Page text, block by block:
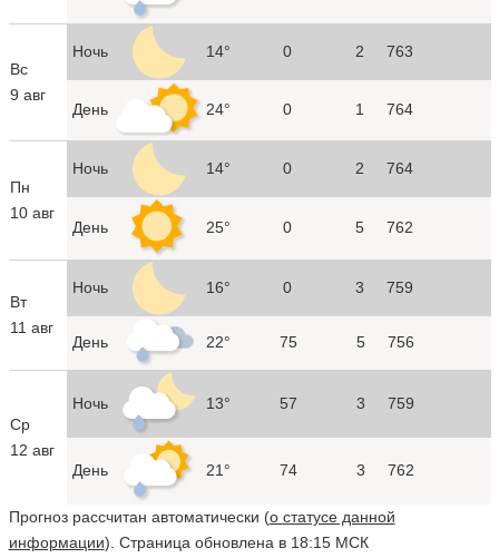
Вс
9 авг
Ночь 14° 0 2 763
День 24° 0 1 764
Пн
10 авг
Ночь 14° 0 2 764
День 25° 0 5 762
Вт
11 авг
Ночь 16° 0 3 759
День 22° 75 5 756
Ср
12 авг
Ночь 13° 57 3 759
День 21° 74 3 762
Прогноз рассчитан автоматически (о статусе данной
информации). Страница обновлена в 18:15 МСК